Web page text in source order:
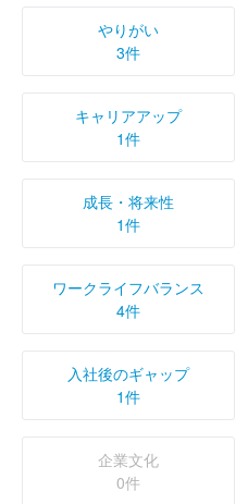
やりがい
3件
キャリアアップ
1件
成長・将来性
1件
ワークライフバランス
4件
入社後のギャップ
1件
企業文化
0件